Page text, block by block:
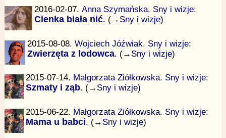
2016-02-07. Anna Szymańska. Sny i wizje:
Cienka biała nić. (→ Sny i wizje)
2015-08-08. Wojciech Jóźwiak. Sny i wizje:
Zwierzęta z lodowca. (→ Sny i wizje)
2015-07-14. Małgorzata Ziółkowska. Sny i wizje:
Szmaty i ząb. (→ Sny i wizje)
2015-06-22. Małgorzata Ziółkowska. Sny i wizje:
Mama u babci. (→ Sny i wizje)